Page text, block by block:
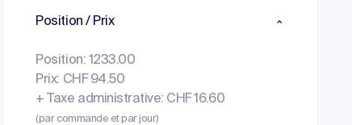
Position / Prix
Position: 1233.00
Prix: CHF 94.50
+ Taxe administrative: CHF 16.60
(par commande et par jour)